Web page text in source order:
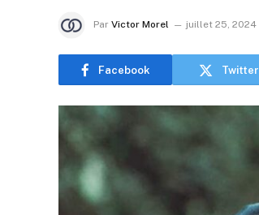
Par Victor Morel juillet 25, 2024
Facebook Twitter